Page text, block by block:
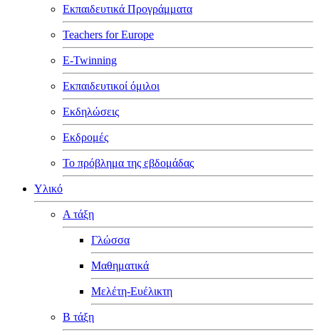
Εκπαιδευτικά Προγράμματα
Teachers for Europe
E-Twinning
Εκπαιδευτικοί όμιλοι
Εκδηλώσεις
Εκδρομές
Το πρόβλημα της εβδομάδας
Υλικό
Α τάξη
Γλώσσα
Μαθηματικά
Μελέτη-Ευέλικτη
Β τάξη